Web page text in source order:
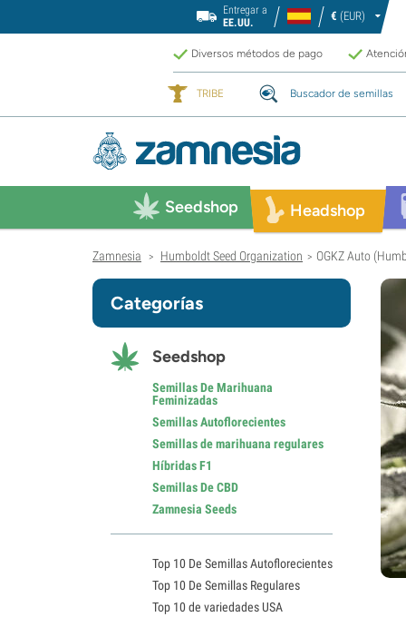
Entregar a
EE.UU.
€ (EUR)
Diversos métodos de pago
TRIBE Buscador de semillas
Seedshop Headshop
Zamnesia > Humboldt Seed Organization > OGKZ Auto
Categorías
Seedshop
Semillas De Marihuana
Feminizadas
Semillas Autoflorecientes
Semillas de marihuana regulares
Híbridas F1
Semillas De CBD
Zamnesia Seeds
Top 10 De Semillas Autoflorecientes
Top 10 De Semillas Regulares
Top 10 de variedades USA